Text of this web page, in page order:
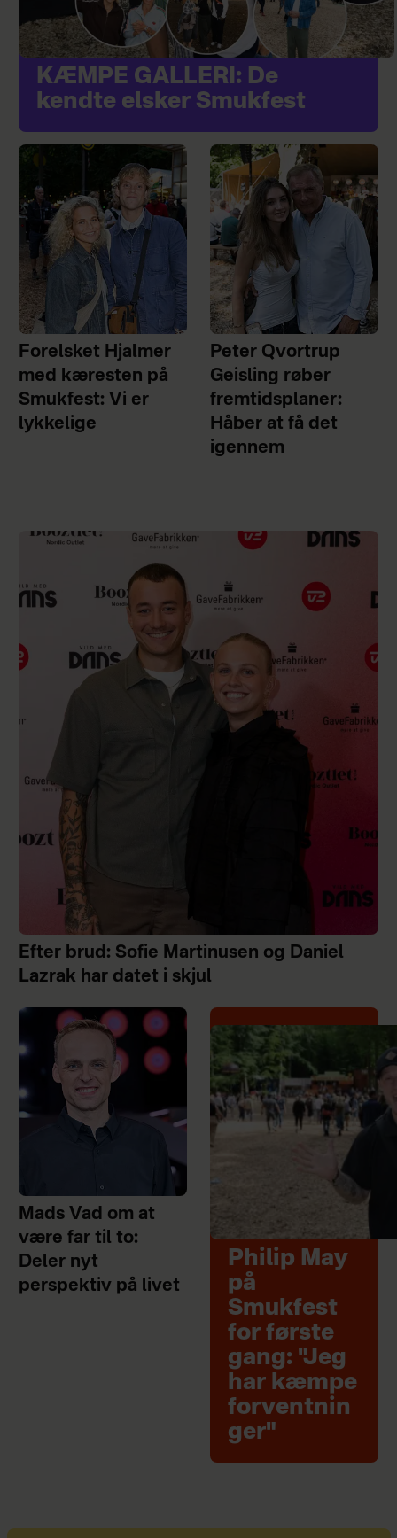
KÆMPE GALLERI: De
kendte elsker Smukfest
Forelsket Hjalmer
med kæresten på
Smukfest: Vi er
lykkelige
Peter Qvortrup
Geisling røber
fremtidsplaner:
Håber at få det
igennem
Efter brud: Sofie Martinusen og Daniel
Lazrak har datet i skjul
Mads Vad om at
være far til to:
Deler nyt
perspektiv på livet
Philip May
på
Smukfest
for første
gang: "Jeg
har kæmpe
forventnin
ger"